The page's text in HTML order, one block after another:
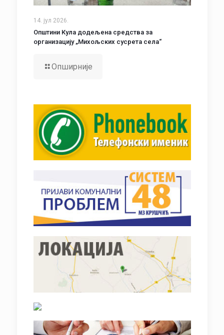
14. јул 2026.
Општини Кула додељена средства за
организацију „Михољских сусрета села“
Опширније